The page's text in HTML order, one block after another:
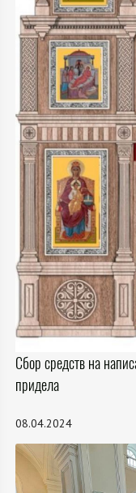
Сбор средств на
придела
08.04.2024